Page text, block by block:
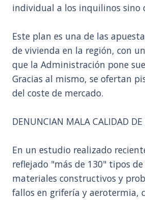
individual a los inquilinos sino
Este plan es una de las
de vivienda en la región, con
que la Administración pone
Gracias al mismo, se ofertan
del coste de mercado.
DENUNCIAN MALA CALIDAD DE
En un estudio realizado
reflejado "más de 130" tipos
materiales constructivos y
fallos en grifería y aerotermia,